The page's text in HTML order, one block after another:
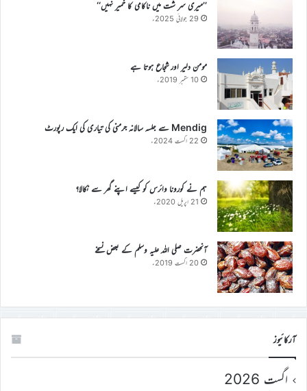
’’میری سر شت میں ناکامی کا خمیر نہیں‘‘
29 جولائی 2025ء
مومن دلیر اور شجاع ہوتا ہے
10 ستمبر 2019ء
Mendig سے جلسہ سالانہ جرمنی کی تیاری کی ایک رپورٹ
22 اگست 2024ء
ہم نے کورونا وائرس کو کیسے اپنے گھر سے نکالا؟
21 اپریل 2020ء
آنحضرت صلی اللہ علیہ وسلم کے بعض نسخے
20 اگست 2019ء
آرکائیوز
اگست 2026